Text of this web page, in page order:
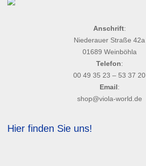
Anschrift:
Niederauer Straße 42a
01689 Weinböhla
Telefon:
00 49 35 23 – 53 37 20
Email:
shop@viola-world.de
Hier finden Sie uns!